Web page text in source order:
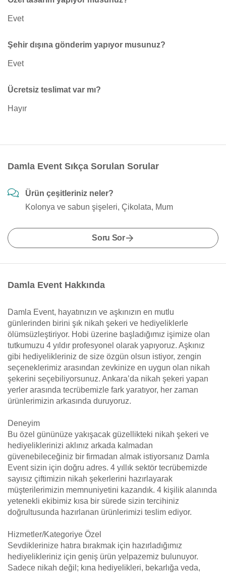
Evet
Şehir dışına gönderim yapıyor musunuz?
Evet
Ücretsiz teslimat var mı?
Hayır
Damla Event Sıkça Sorulan Sorular
Ürün çeşitleriniz neler?
Kolonya ve sabun şişeleri, Çikolata, Mum
Soru Sor
Damla Event Hakkında
Damla Event, hayatınızın ve aşkınızın en mutlu
günlerinden birini şık nikah şekeri ve hediyeliklerle
ölümsüzleştiriyor. Hobi üzerine başladığımız işimize olan
tutkumuzu 4 yıldır profesyonel olarak yapıyoruz. Aşkınız
gibi hediyelikleriniz de size özgün olsun istiyor, zengin
seçeneklerimiz arasından zevkinize en uygun olan nikah
şekerini seçebiliyorsunuz. Ankara’da nikah şekeri yapan
yerler arasında tecrübemizle fark yaratıyor, her zaman
ürünlerimizin arkasında duruyoruz.
Deneyim
Bu özel gününüze yakışacak güzellikteki nikah şekeri ve
hediyeliklerinizi aklınız arkada kalmadan
güvenebileceğiniz bir firmadan almak istiyorsanız Damla
Event sizin için doğru adres. 4 yıllık sektör tecrübemizde
sayısız çiftimizin nikah şekerlerini hazırlayarak
müşterilerimizin memnuniyetini kazandık. 4 kişilik alanında
yetenekli ekibimiz kısa bir sürede sizin tercihiniz
doğrultusunda hazırlanan ürünlerimizi teslim ediyor.
Hizmetler/Kategoriye Özel
Sevdiklerinize hatıra bırakmak için hazırladığımız
hediyelikleriniz için geniş ürün yelpazemiz bulunuyor.
Sadece nikah değil; kına hediyelikleri, bekarlığa veda,